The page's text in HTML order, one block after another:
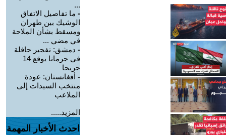
...
- ما تفاصيل الاتفاق
الوشيك بين طهران
ومسقط بشأن الملاحة
في مضي ...
- دمشق: تفجير حافلة
في جرمانا يوقع 14
جريحا
- أفغانستان: عودة
منتخب السيدات إلى
الملاعب
المزيد.....
احدث الأخبار المهمة